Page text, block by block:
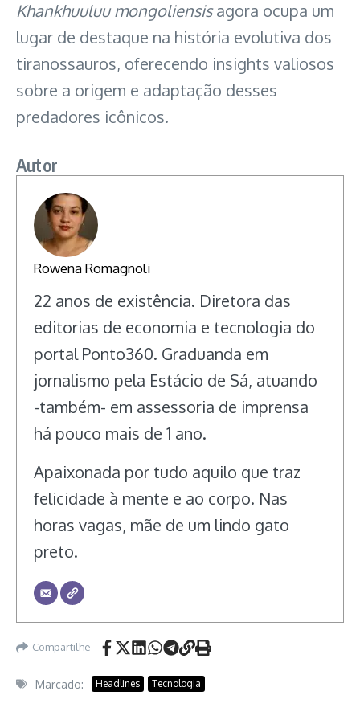
Khankhuuluu mongoliensisagora ocupa um
lugar de destaque na história evolutiva dos
tiranossauros, oferecendo insights valiosos
sobre a origem e adaptação desses
predadores icônicos.
Autor
Rowena Romagnoli
22 anos de existência. Diretora das
editorias de economia e tecnologia do
portal Ponto360. Graduanda em
jornalismo pela Estácio de Sá, atuando
-também- em assessoria de imprensa
há pouco mais de 1 ano.
Apaixonada por tudo aquilo que traz
felicidade à mente e ao corpo. Nas
horas vagas, mãe de um lindo gato
preto.
Compartilhe
Marcado: Headlines Tecnologia